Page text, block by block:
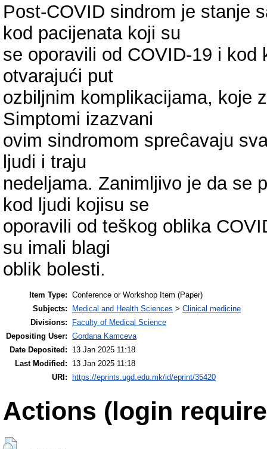
Post-COVID sindrom je stanje
kod pacijenata koji su
se oporavili od COVID-19 i
otvarajući put
ozbiljnim komplikacijama, koje
Simptomi izazvani
ovim sindromom spreĉavaju
ljudi i traju
nedeljama. Zanimljivo je da se
kod ljudi kojisu se
oporavili od teškog oblika
su imali blagi
oblik bolesti.
Item Type: Conference or Workshop Item (Paper)
Subjects:
Medical and Health Sciences > Clinical medicine
Divisions:
Faculty of Medical Science
Depositing User: Gordana Kamceva
Date Deposited:
13 Jan 2025 11:18
Last Modified:
13 Jan 2025 11:18
URI:
https://eprints.ugd.edu.mk/id/eprint/35420
Actions (login